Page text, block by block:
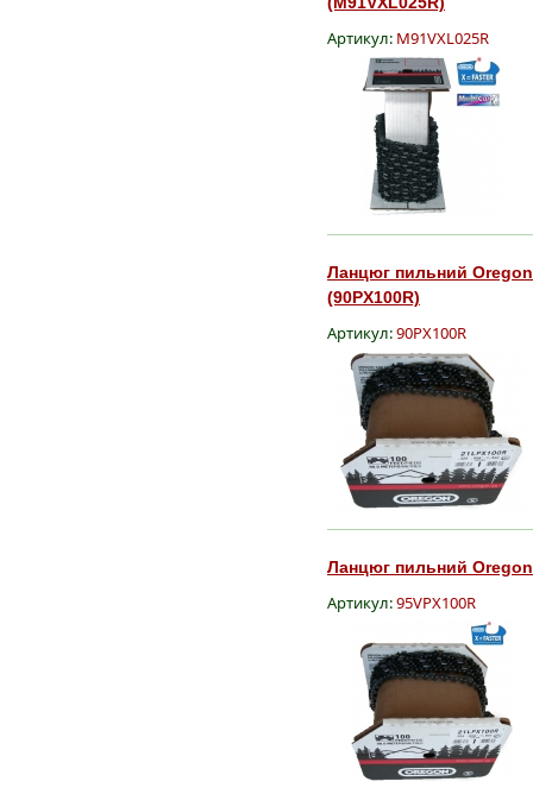
Артикул: M91VXL025R
Ланцюг пильний Oregon
(90PX100R)
Артикул:90PX100R
Ланцюг пильний Oregon
Артикул:95VPX100R